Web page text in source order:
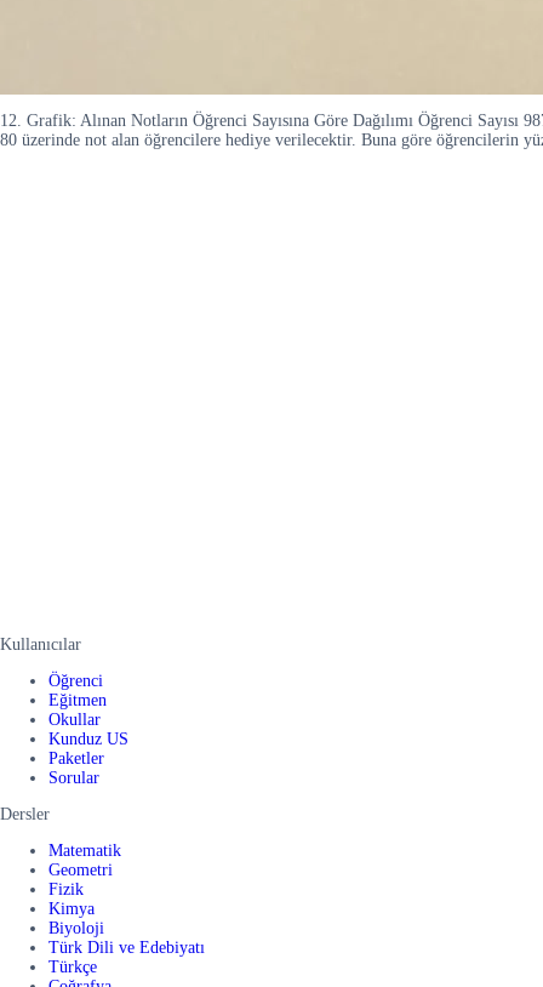
12. Grafik: Alınan Notların Öğrenci Sayısına Göre Dağılımı Öğrenci
80 üzerinde not alan öğrencilere hediye verilecektir. Buna göre öğrencilerin
Kullanıcılar
Öğrenci
Eğitmen
Okullar
Kunduz US
Paketler
Sorular
Dersler
Matematik
Geometri
Fizik
Kimya
Biyoloji
Türk Dili ve Edebiyatı
Türkçe